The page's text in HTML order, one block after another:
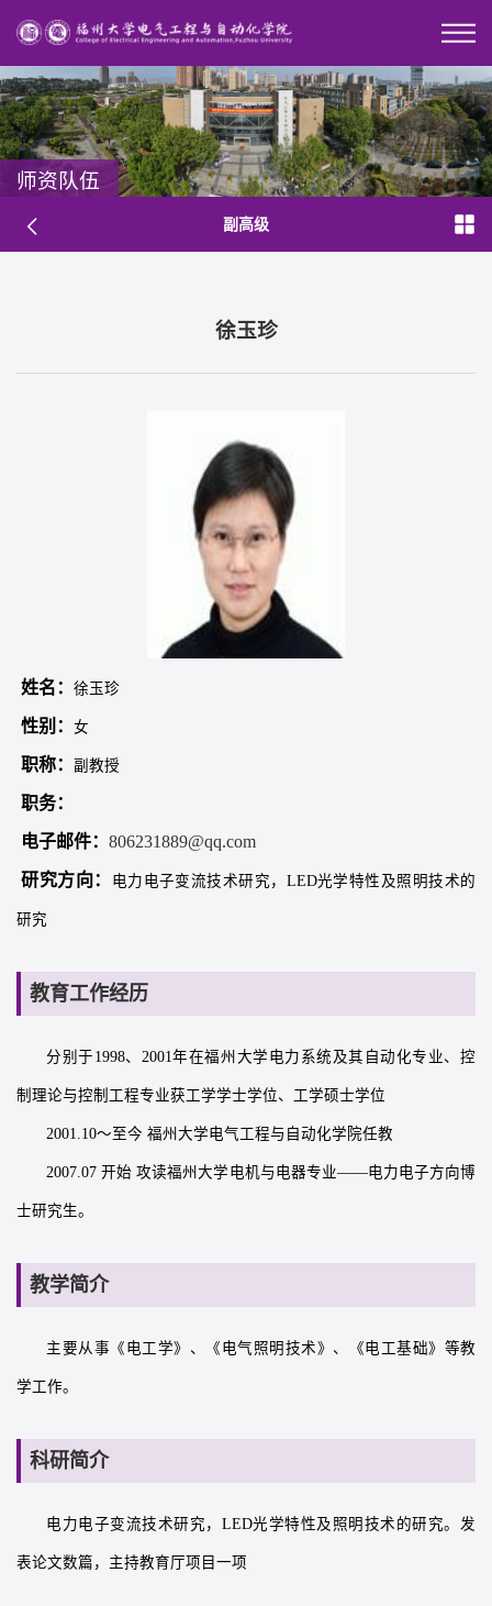
师资队伍
副高级
徐玉珍
姓名： 徐玉珍
性别： 女
职称： 副教授
职务：
电子邮件： 806231889@qq.com
研究方向： 电力电子变流技术研究，LED光学特性及照明技术的
研究
教育工作经历
分别于1998、2001年在福州大学电力系统及其自动化专业、控
制理论与控制工程专业获工学学士学位、工学硕士学位
2001.10～至今 福州大学电气工程与自动化学院任教
2007.07 开始 攻读福州大学电机与电器专业——电力电子方向博
士研究生。
教学简介
主要从事《电工学》、《电气照明技术》、《电工基础》等教
学工作。
科研简介
电力电子变流技术研究，LED光学特性及照明技术的研究。发
表论文数篇，主持教育厅项目一项